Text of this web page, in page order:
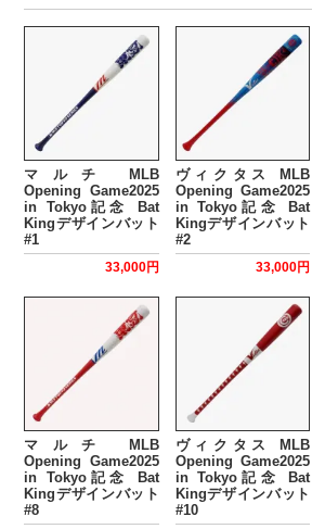
マルチ MLB
Opening Game2025
in Tokyo記念 Bat
Kingデザインバット
#1
33,000円
ヴィクタス MLB
Opening Game2025
in Tokyo記念 Bat
Kingデザインバット
#2
33,000円
マルチ MLB
Opening Game2025
in Tokyo記念 Bat
Kingデザインバット
#8
ヴィクタス MLB
Opening Game2025
in Tokyo記念 Bat
Kingデザインバット
#10